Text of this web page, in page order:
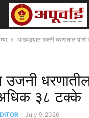
आठवड्यात उजनी धरणातील
धरणातील
३८ टक्के
- July 9, 2026